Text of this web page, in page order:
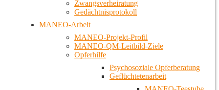
Zwangsverheiratung
Gedächtnisprotokoll
MANEO-Arbeit
MANEO-Projekt-Profil
MANEO-QM-Leitbild-Ziele
Opferhilfe
Psychosoziale Opferberatung
Geflüchtetenarbeit